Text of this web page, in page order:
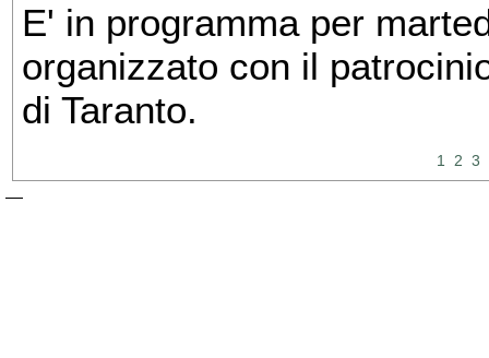
E' in programma per
organizzato con il
di Taranto.
1 2 3